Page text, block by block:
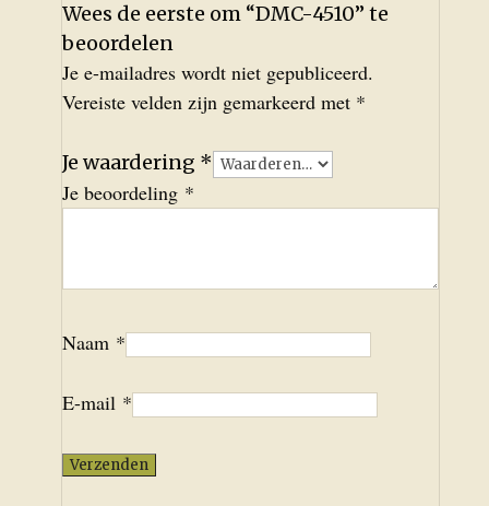
Wees de eerste om “DMC-4510” te
beoordelen
Je e-mailadres wordt niet gepubliceerd.
Vereiste velden zijn gemarkeerd met *
Je waardering *
Je beoordeling *
Naam *
E-mail *